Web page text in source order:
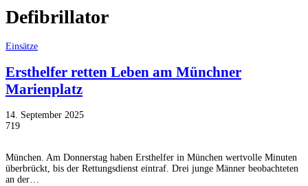
Defibrillator
Einsätze
Ersthelfer retten Leben am Münchner
Marienplatz
14. September 2025
719
München. Am Donnerstag haben Ersthelfer in München wertvolle Minuten
überbrückt, bis der Rettungsdienst eintraf. Drei junge Männer beobachteten
an der…